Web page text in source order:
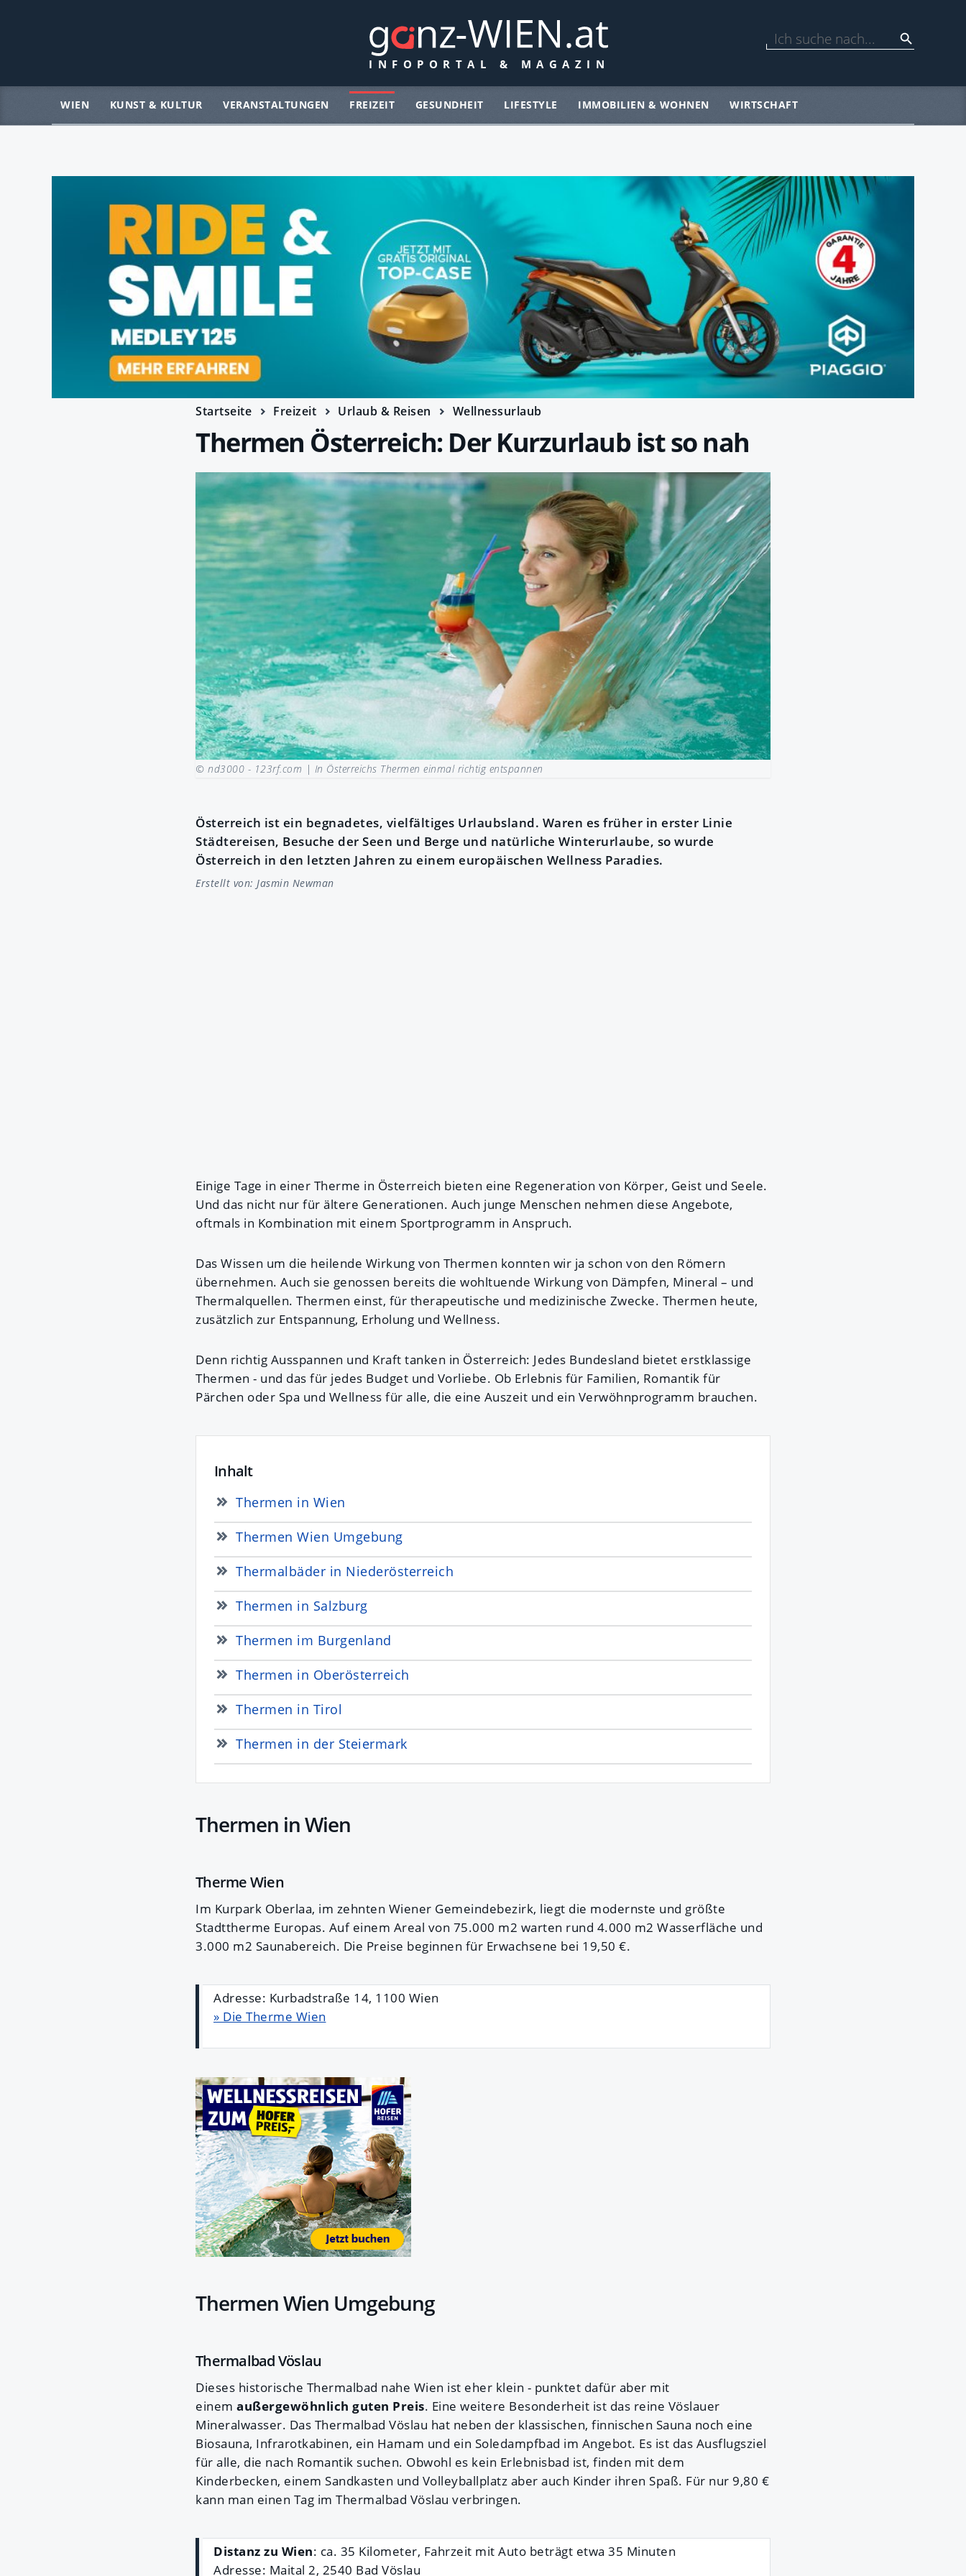
WIEN KUNST & KULTUR VERANSTALTUNGEN FREIZEIT GESUNDHEIT LIFESTYLE IMMOBILIEN & WOHNEN WIRTSCHAFT
Startseite Freizeit Urlaub & Reisen Wellnessurlaub
Thermen Österreich: Der Kurzurlaub ist so nah
© nd3000 - 123rf.com | In Österreichs Thermen einmal richtig entspannen
Österreich ist ein begnadetes, vielfältiges Urlaubsland. Waren es früher in erster Linie
Städtereisen, Besuche der Seen und Berge und natürliche Winterurlaube, so wurde
Österreich in den letzten Jahren zu einem europäischen Wellness Paradies.
Erstellt von: Jasmin Newman
Einige Tage in einer Therme in Österreich bieten eine Regeneration von Körper, Geist und Seele.
Und das nicht nur für ältere Generationen. Auch junge Menschen nehmen diese Angebote,
oftmals in Kombination mit einem Sportprogramm in Anspruch.
Das Wissen um die heilende Wirkung von Thermen konnten wir ja schon von den Römern
übernehmen. Auch sie genossen bereits die wohltuende Wirkung von Dämpfen, Mineral – und
Thermalquellen. Thermen einst, für therapeutische und medizinische Zwecke. Thermen heute,
zusätzlich zur Entspannung, Erholung und Wellness.
Denn richtig Ausspannen und Kraft tanken in Österreich: Jedes Bundesland bietet erstklassige
Thermen - und das für jedes Budget und Vorliebe. Ob Erlebnis für Familien, Romantik für
Pärchen oder Spa und Wellness für alle, die eine Auszeit und ein Verwöhnprogramm brauchen.
Inhalt
Thermen in Wien
Thermen Wien Umgebung
Thermalbäder in Niederösterreich
Thermen in Salzburg
Thermen im Burgenland
Thermen in Oberösterreich
Thermen in Tirol
Thermen in der Steiermark
Thermen in Wien
Therme Wien
Im Kurpark Oberlaa, im zehnten Wiener Gemeindebezirk, liegt die modernste und größte
Stadttherme Europas. Auf einem Areal von 75.000 m2 warten rund 4.000 m2 Wasserfläche und
3.000 m2 Saunabereich. Die Preise beginnen für Erwachsene bei 19,50 €.
Adresse: Kurbadstraße 14, 1100 Wien
» Die Therme Wien
Thermen Wien Umgebung
Thermalbad Vöslau
Dieses historische Thermalbad nahe Wien ist eher klein - punktet dafür aber mit
einem außergewöhnlich guten Preis. Eine weitere Besonderheit ist das reine Vöslauer
Mineralwasser. Das Thermalbad Vöslau hat neben der klassischen, finnischen Sauna noch eine
Biosauna, Infrarotkabinen, ein Hamam und ein Soledampfbad im Angebot. Es ist das Ausflugsziel
für alle, die nach Romantik suchen. Obwohl es kein Erlebnisbad ist, finden mit dem
Kinderbecken, einem Sandkasten und Volleyballplatz aber auch Kinder ihren Spaß. Für nur 9,80 €
kann man einen Tag im Thermalbad Vöslau verbringen.
Distanz zu Wien: ca. 35 Kilometer, Fahrzeit mit Auto beträgt etwa 35 Minuten
Adresse: Maital 2, 2540 Bad Vöslau